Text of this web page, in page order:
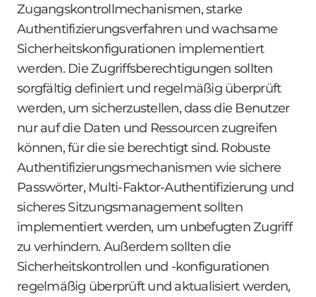
Zugangskontrollmechanismen, starke
Authentifizierungsverfahren und wachsame
Sicherheitskonfigurationen implementiert
werden. Die Zugriffsberechtigungen sollten
sorgfältig definiert und regelmäßig überprüft
werden, um sicherzustellen, dass die Benutzer
nur auf die Daten und Ressourcen zugreifen
können, für die sie berechtigt sind. Robuste
Authentifizierungsmechanismen wie sichere
Passwörter, Multi-Faktor-Authentifizierung und
sicheres Sitzungsmanagement sollten
implementiert werden, um unbefugten Zugriff
zu verhindern. Außerdem sollten die
Sicherheitskontrollen und -konfigurationen
regelmäßig überprüft und aktualisiert werden,